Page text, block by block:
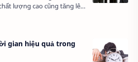
lượng cao cũng tăng lên
việc phát triển nguồn
nghiệp l…
gian hiệu quả trong